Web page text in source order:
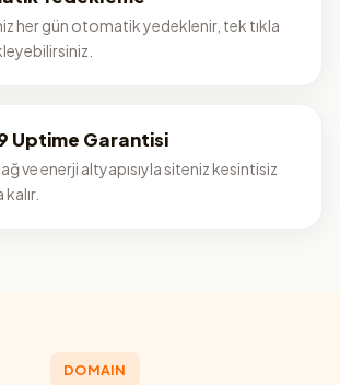
her gün otomatik yedeklenir, tek tıkla
Uptime Garantisi
ve enerji altyapısıyla siteniz kesintisiz
DOMAIN